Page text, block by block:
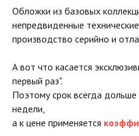
Обложки из базовых
непредвиденные
производство серийно и
А вот что касается
первый раз".
Поэтому срок всегда
недели,
а к цене применяется